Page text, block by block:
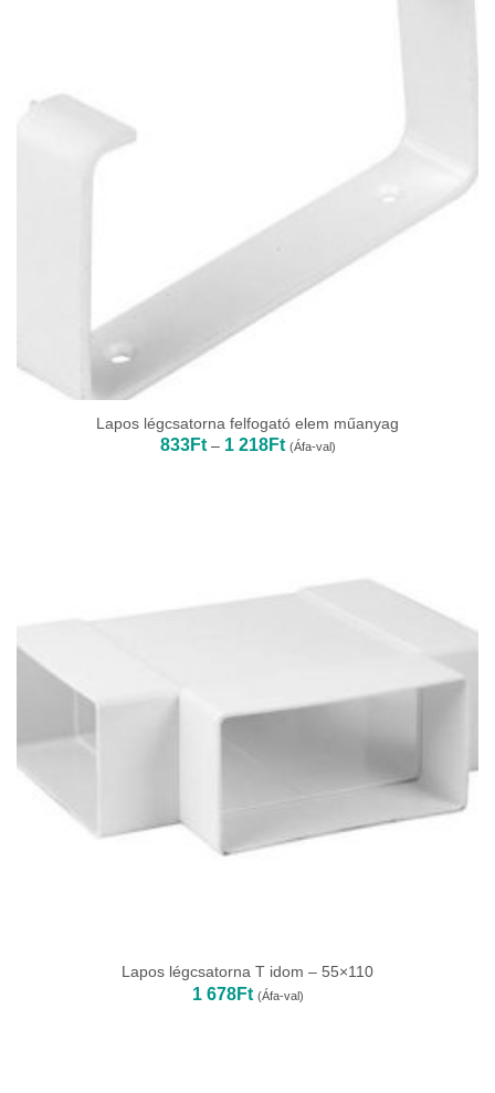
Lapos légcsatorna felfogató elem műanyag
833Ft – 1 218FtÁrtartomány:
833Ft
(Áfa-val)
Lapos légcsatorna T idom – 55×110
1 678Ft (Áfa-val)